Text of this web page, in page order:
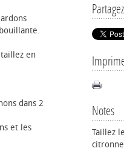
Partagez
Notes
Taillez
en
dans 2
et les